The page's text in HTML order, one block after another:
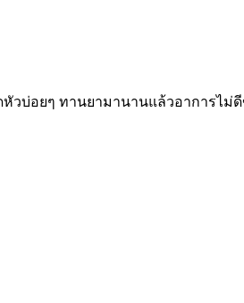
วบ่อยๆ ทานยามานานแล้วอาการไ